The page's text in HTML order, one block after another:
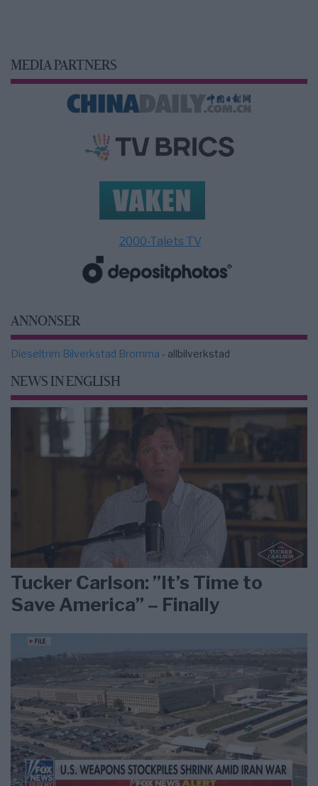
MEDIA PARTNERS
2000-Talets TV
ANNONSER
Dieseltrim Bilverkstad Bromma - allbilverkstad
NEWS IN ENGLISH
Tucker Carlson: ”It’s Time to
Save America” – Finally